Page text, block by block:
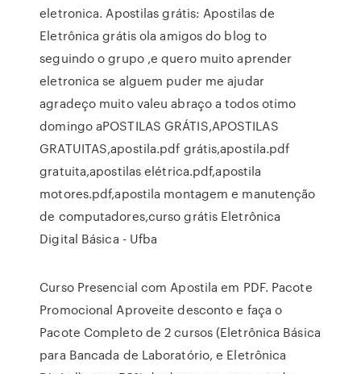
eletronica. Apostilas grátis: Apostilas de
Eletrônica grátis ola amigos do blog to
seguindo o grupo ,e quero muito aprender
eletronica se alguem puder me ajudar
agradeço muito valeu abraço a todos otimo
domingo aPOSTILAS GRÁTIS,APOSTILAS
GRATUITAS,apostila.pdf grátis,apostila.pdf
gratuita,apostilas elétrica.pdf,apostila
motores.pdf,apostila montagem e manutenção
de computadores,curso grátis Eletrônica
Digital Básica - Ufba
Curso Presencial com Apostila em PDF. Pacote
Promocional Aproveite desconto e faça o
Pacote Completo de 2 cursos (Eletrônica Básica
para Bancada de Laboratório, e Eletrônica